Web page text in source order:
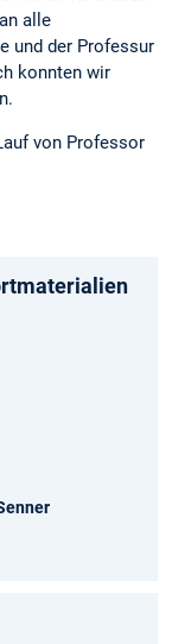
alle
und der Professur
konnten wir
von Professor